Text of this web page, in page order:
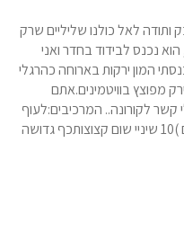
ותודה לאל כולנו שליליים שרק
נכנס לבידוד בחדר ואני
המון ירקות בארוחה כהרגלי
מפוצץ בוויטמינים.אתם
לקורונה.. המרכיבים:לעוף
הצלוי:4 כרעיים מחולקות ( שוקיים וירכיים )10 שיניי שום קצוצותכף גדושה